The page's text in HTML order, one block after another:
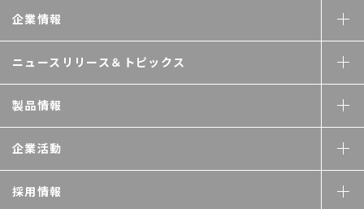
企業情報
ニュースリリース＆ トピックス
製品情報
企業活動
採用情報